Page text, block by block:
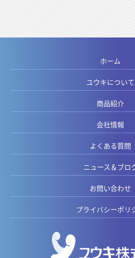
ホーム
ユウキについて
商品紹介
会社情報
よくある質問
ニュース＆ブロ
お問い合わせ
プライバシーポリ